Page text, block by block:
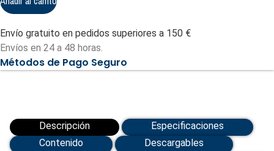
(3V
cantidad
Envío gratuito en pedidos superiores a 150 €
Envíos en 24 a 48 horas.
Métodos de Pago Seguro
Descripción
Especificaciones
Contenido
Descargables